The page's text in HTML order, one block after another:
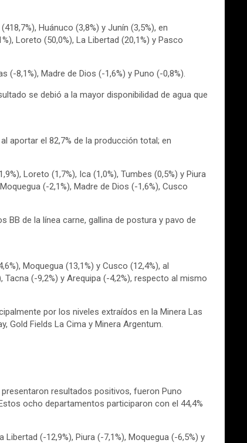
Huánuco (3,8%) y Junín (3,5%), en
Loreto (50,0%), La Libertad (20,1%) y Pasco
(-8,1%), Madre de Dios (-1,6%) y Puno (-0,8%).
se debió a la mayor disponibilidad de agua que
aportar el 82,7% de la producción total; en
Loreto (1,7%), Ica (1,0%), Tumbes (0,5%) y Piura
(-2,1%), Madre de Dios (-1,6%), Cusco
de la línea carne, gallina de postura y pavo de
Moquegua (13,1%) y Cusco (12,4%), al
(-9,2%) y Arequipa (-4,2%), respecto al mismo
por los niveles extraídos en la Minera Las
Gold Fields La Cima y Minera Argentum.
resultados positivos, fueron Puno
ocho departamentos participaron con el 44,4%
(-12,9%), Piura (-7,1%), Moquegua (-6,5%) y